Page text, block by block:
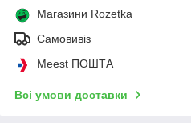
Магазини Rozetka
Самовивіз
Meest ПОШТА
Всі умови доставки